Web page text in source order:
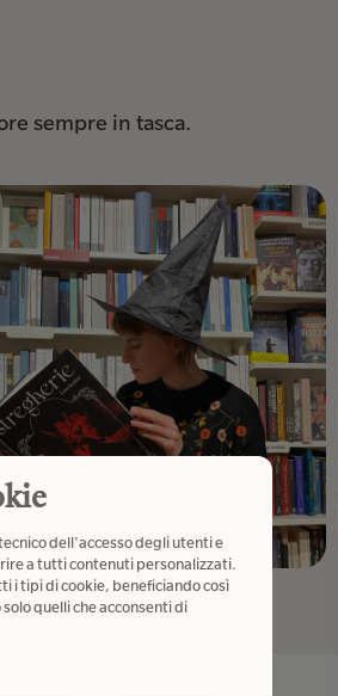
sempre in tasca.
dell'accesso degli utenti e
a tutti contenuti personalizzati.
i tipi di cookie, beneficiando così
quelli che acconsenti di